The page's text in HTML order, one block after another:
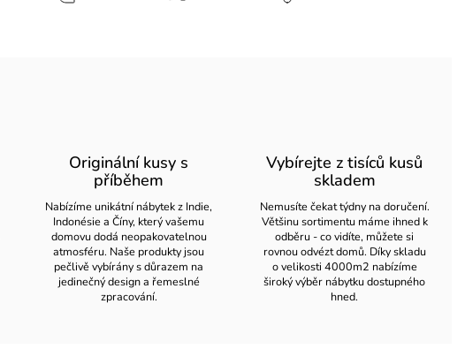
Originální kusy s
příběhem
Nabízíme unikátní nábytek z Indie,
Indonésie a Číny, který vašemu
domovu dodá neopakovatelnou
atmosféru. Naše produkty jsou
pečlivě vybírány s důrazem na
jedinečný design a řemeslné
zpracování.
Vybírejte z tisíců kusů
skladem
Nemusíte čekat týdny na doručení.
Většinu sortimentu máme ihned k
odběru - co vidíte, můžete si
rovnou odvézt domů. Díky skladu
o velikosti 4000m2 nabízíme
široký výběr nábytku dostupného
hned.